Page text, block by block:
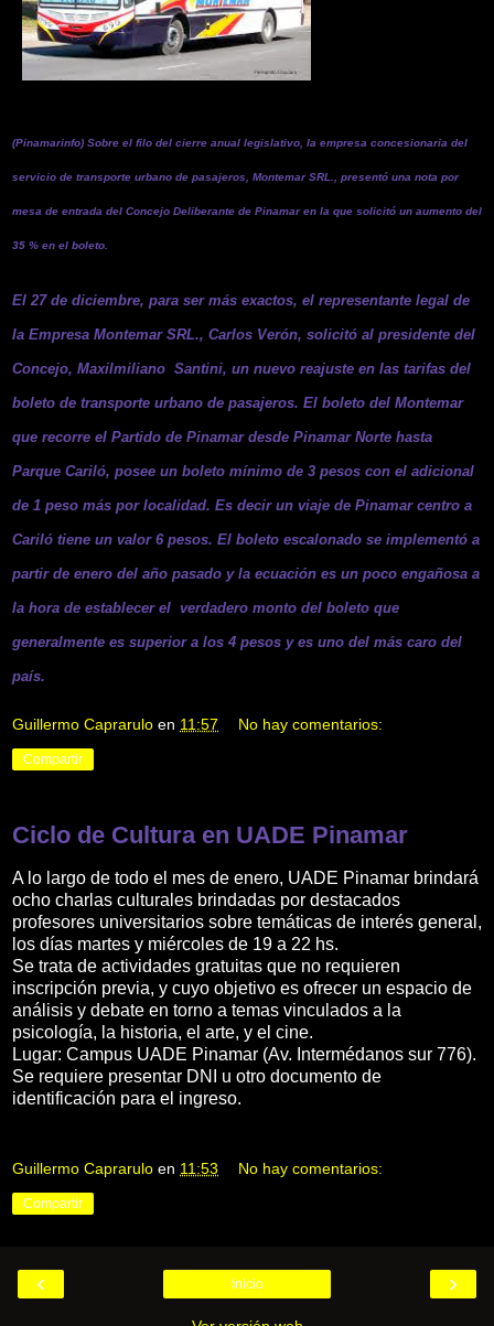
(Pinamarinfo) Sobre el filo del cierre anual legislativo, la empresa concesionaria del
servicio de transporte urbano de pasajeros, Montemar SRL., presentó una nota por
mesa de entrada del Concejo Deliberante de Pinamar en la que solicitó un aumento del
35 % en el boleto.
El 27 de diciembre, para ser más exactos, el representante legal de
la Empresa Montemar SRL., Carlos Verón, solicitó al presidente del
Concejo, Maxilmiliano Santini, un nuevo reajuste en las tarifas del
boleto de transporte urbano de pasajeros. El boleto del Montemar
que recorre el Partido de Pinamar desde Pinamar Norte hasta
Parque Cariló, posee un boleto mínimo de 3 pesos con el adicional
de 1 peso más por localidad. Es decir un viaje de Pinamar centro a
Cariló tiene un valor 6 pesos. El boleto escalonado se implementó a
partir de enero del año pasado y la ecuación es un poco engañosa a
la hora de establecer el verdadero monto del boleto que
generalmente es superior a los 4 pesos y es uno del más caro del
país.
Guillermo Caprarulo en 11:57 No hay comentarios:
Compartir
Ciclo de Cultura en UADE Pinamar
A lo largo de todo el mes de enero, UADE Pinamar brindará
ocho charlas culturales brindadas por destacados
profesores universitarios sobre temáticas de interés general,
los días martes y miércoles de 19 a 22 hs.
Se trata de actividades gratuitas que no requieren
inscripción previa, y cuyo objetivo es ofrecer un espacio de
análisis y debate en torno a temas vinculados a la
psicología, la historia, el arte, y el cine.
Lugar: Campus UADE Pinamar (Av. Intermédanos sur 776).
Se requiere presentar DNI u otro documento de
identificación para el ingreso.
Guillermo Caprarulo en 11:53 No hay comentarios:
Compartir
‹ ›
Inicio